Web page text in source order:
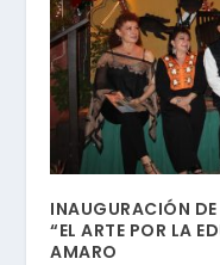
INAUGURACIÓN
“EL ARTE POR LA
AMARO